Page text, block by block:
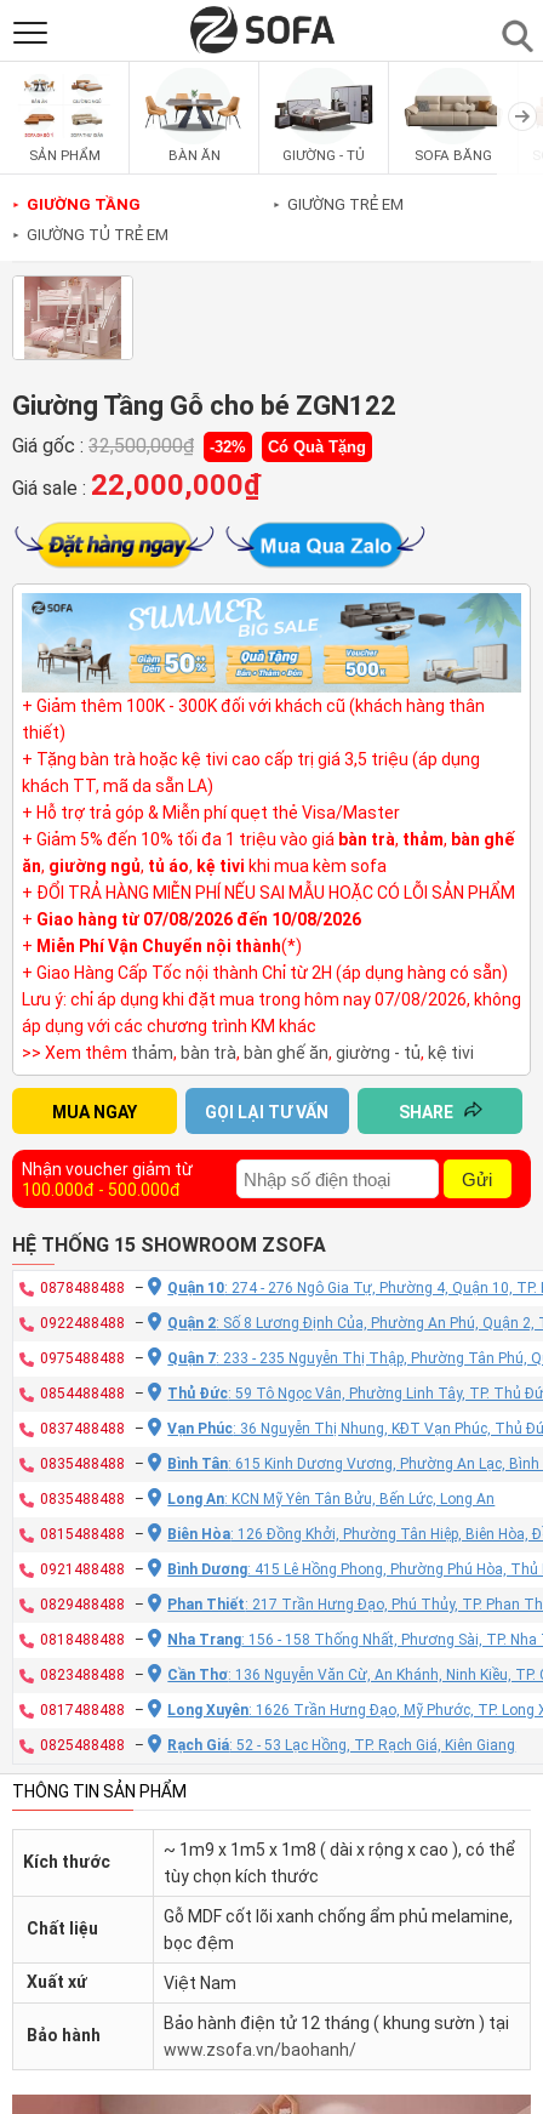
SẢN PHẨM
SOFAS
PHÒNG ĂN
PHÒNG NGỦ
PHÒNG KHÁCH
SẢN PHẨM BÀN ĂN GIƯỜNG - TỦ SOFA BĂNG
► GIƯỜNG TẦNG
► GIƯỜNG TỦ TRẺ EM
► GIƯỜNG TRẺ EM
Giường Tầng Gỗ cho bé ZGN122
Giá gốc : 32,500,000₫ -32% Có Quà Tặng
Giá sale : 22,000,000₫
+ Giảm thêm 100K - 300K đối với khách cũ (khách hàng thân
thiết)
+ Tặng bàn trà hoặc kệ tivi cao cấp trị giá 3,5 triệu (áp dụng
khách TT, mã da sẵn LA)
+ Hỗ trợ trả góp & Miễn phí quẹt thẻ Visa/Master
+ Giảm 5% đến 10% tối đa 1 triệu vào giá bàn trà, thảm, bàn ghế
ăn, giường ngủ, tủ áo, kệ tivi khi mua kèm sofa
+ ĐỔI TRẢ HÀNG MIỄN PHÍ NẾU SAI MẪU HOẶC CÓ LỖI SẢN PHẨM
+ Giao hàng từ 07/08/2026 đến 10/08/2026
+ Miễn Phí Vận Chuyển nội thành(*)
+ Giao Hàng Cấp Tốc nội thành Chỉ từ 2H (áp dụng hàng có sẵn)
Lưu ý: chỉ áp dụng khi đặt mua trong hôm nay 07/08/2026, không
áp dụng với các chương trình KM khác
>> Xem thêm thảm, bàn trà, bàn ghế ăn, giường - tủ, kệ tivi
MUA NGAY GỌI LẠI TƯ VẤN SHARE
Nhận voucher giảm từ
100.000đ - 500.000đ
Gửi
HỆ THỐNG 15 SHOWROOM ZSOFA
0878488488 – Quận 10: 274 - 276 Ngô Gia Tự, Phường 4, Quận 10, TP.
0922488488 – Quận 2: Số 8 Lương Định Của, Phường An Phú, Quận 2,
0975488488 – Quận 7: 233 - 235 Nguyễn Thị Thập, Phường Tân Phú,
0854488488 – Thủ Đức: 59 Tô Ngọc Vân, Phường Linh Tây, TP. Thủ
0837488488 – Vạn Phúc: 36 Nguyễn Thị Nhung, KĐT Vạn Phúc, Thủ
0835488488 – Bình Tân: 615 Kinh Dương Vương, Phường An Lạc, Bình
0835488488 – Long An: KCN Mỹ Yên Tân Bửu, Bến Lức, Long An
0815488488 – Biên Hòa: 126 Đồng Khởi, Phường Tân Hiệp, Biên Hòa,
0921488488 – Bình Dương: 415 Lê Hồng Phong, Phường Phú Hòa,
0829488488 – Phan Thiết: 217 Trần Hưng Đạo, Phú Thủy, TP. Phan
0818488488 – Nha Trang: 156 - 158 Thống Nhất, Phương Sài, TP.
0823488488 – Cần Thơ: 136 Nguyễn Văn Cừ, An Khánh, Ninh Kiều,
0817488488 – Long Xuyên: 1626 Trần Hưng Đạo, Mỹ Phước, TP. Long
0825488488 – Rạch Giá: 52 - 53 Lạc Hồng, TP. Rạch Giá, Kiên Giang
THÔNG TIN SẢN PHẨM
Kích thước
~ 1m9 x 1m5 x 1m8 ( dài x rộng x cao ), có thể
tùy chọn kích thước
Chất liệu
Gỗ MDF cốt lõi xanh chống ẩm phủ melamine,
bọc đệm
Xuất xứ
Việt Nam
Bảo hành
Bảo hành điện tử 12 tháng ( khung sườn ) tại
www.zsofa.vn/baohanh/